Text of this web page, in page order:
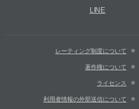
LINE
レーティング制度について
著作権について
ライセンス
利用者情報の外部送信について